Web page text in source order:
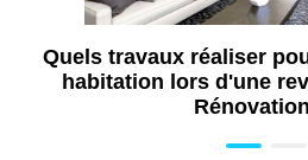
Quels travaux réaliser
habitation lors d'une